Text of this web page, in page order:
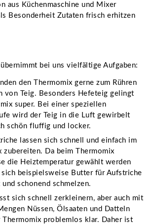
aus Küchenmaschine und Mixer
Besonderheit Zutaten frisch erhitzen
bei uns vielfältige Aufgaben:
den Thermomix gerne zum Rühren
von Teig. Besonders Hefeteig gelingt
super. Bei einer speziellen
wird der Teig in die Luft gewirbelt
schön fluffig und locker.
lassen sich schnell und einfach im
zubereiten. Da beim Thermomix
die Heiztemperatur gewählt werden
sich beispielsweise Butter für Aufstriche
schonend schmelzen.
sich schnell zerkleinern, aber auch mit
Nüssen, Ölsaaten und Datteln
Thermomix problemlos klar. Daher ist